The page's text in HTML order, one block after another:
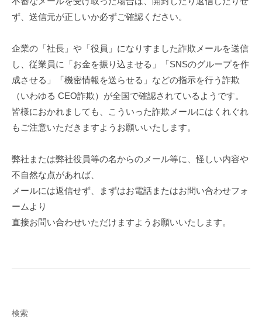
_
w
ず、送信元が正しいか必ずご確認ください。
企業の「社長」や「役員」になりすました詐欺メールを送信
し、従業員に「お金を振り込ませる」「SNSのグループを作
成させる」「機密情報を送らせる」などの指示を行う詐欺
（いわゆる CEO詐欺）が全国で確認されているようです。
皆様におかれましても、こういった詐欺メールにはくれぐれ
もご注意いただきますようお願いいたします。
弊社または弊社役員等の名からのメール等に、怪しい内容や
不自然な点があれば、
メールには返信せず、まずはお電話またはお問い合わせフォ
ームより
直接お問い合わせいただけますようお願いいたします。
検索